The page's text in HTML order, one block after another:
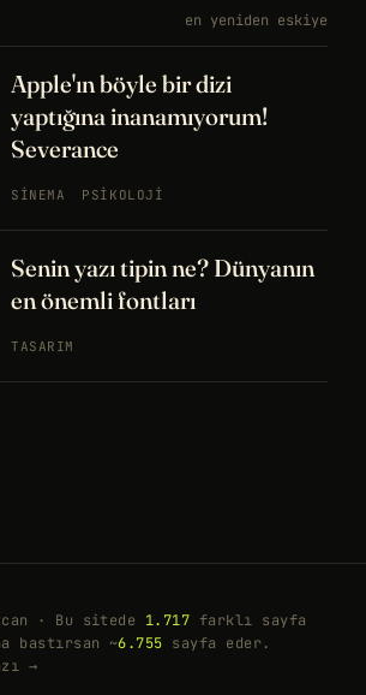
en yeniden eskiye
Apple'ın böyle bir dizi
yaptığına inanamıyorum!
Severance
SINEMA PSIKOLOJI
Senin yazı tipin ne? Dünyanın
en önemli fontları
TASARIM
· Bu sitede 1.717 farklı sayfa
bastırsan ~6.755 sayfa eder.
→